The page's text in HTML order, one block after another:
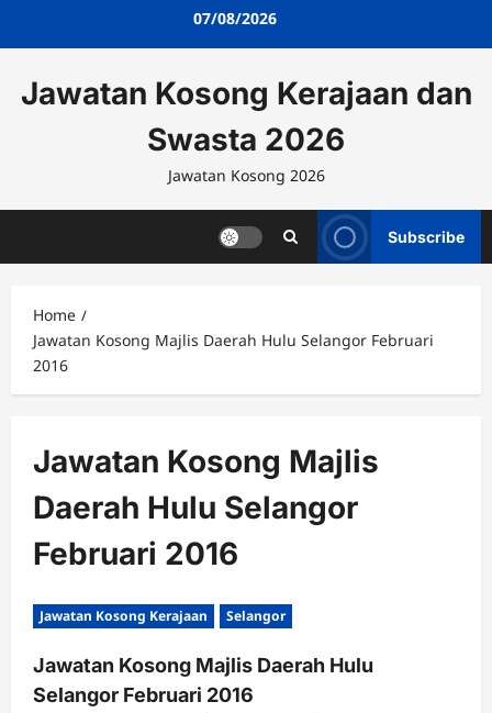
07/08/2026
Jawatan Kosong Kerajaan dan
Swasta 2026
Jawatan Kosong 2026
Subscribe
Home
Jawatan Kosong Majlis Daerah Hulu Selangor Februari
2016
Jawatan Kosong Majlis
Daerah Hulu Selangor
Februari 2016
Jawatan Kosong Kerajaan Selangor
Jawatan Kosong Majlis Daerah Hulu
Selangor Februari 2016